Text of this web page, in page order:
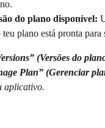
do plano disponível:
teu plano está pronta para
(Versões do
Plan” (Gerenciar
aplicativo.